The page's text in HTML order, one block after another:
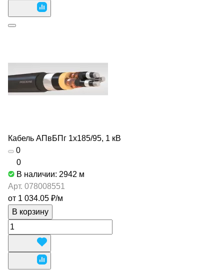
Кабель АПвБПг 1х185/95, 1 кВ
0
0
В наличии: 2942 м
Арт. 078008551
от 1 034.05 ₽/м
В корзину